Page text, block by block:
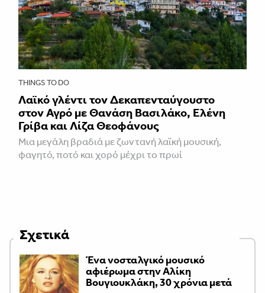
THINGS TO DO
Λαϊκό γλέντι τον Δεκαπενταύγουστο
στον Αγρό με Θανάση Βασιλάκο, Ελένη
Γρίβα και Λίζα Θεοφάνους
Μια μεγάλη βραδιά με ζωντανή λαϊκή μουσική,
φαγητό, ποτό και χορό μέχρι το πρωί
Σχετικά
Ένα νοσταλγικό μουσικό
αφιέρωμα στην Αλίκη
Βουγιουκλάκη, 30 χρόνια μετά